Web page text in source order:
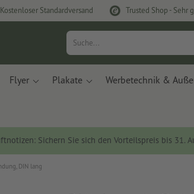
Kostenloser Standardversand Trusted Shop - Sehr
Flyer Plakate Werbetechnik &
Sichern Sie sich den Vorteilspreis bis 31.
DIN lang